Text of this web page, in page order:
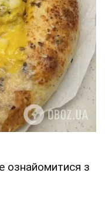
ознайомитися з